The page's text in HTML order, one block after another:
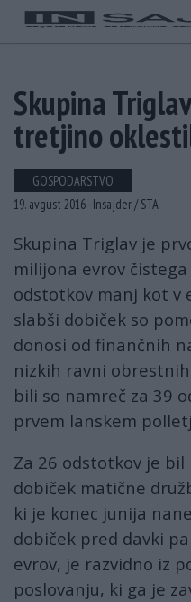
Skupina
tretjino
GOSPODARSTVO
19. avgust 2016 -Insajder /STA
Skupina Triglav je
milijona evrov
odstotkov manj kot v
slabši dobiček so
donosi od finančnih
nizkih ravni
bili so namreč za 39
prvem lanskem
Za 26 odstotkov je
dobiček matične
ki je konec junija
dobiček pred davki
evrov, je razvidno iz
poslovanju, ki ga je